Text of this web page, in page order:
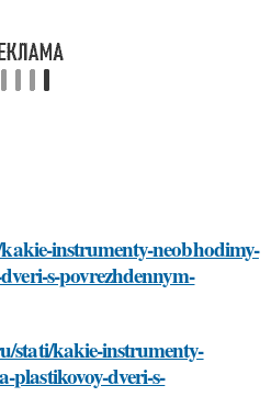
instrumenty-neobhodimy-
s-povrezhdennym-
stati/kakie-instrumenty-
dveri-s-